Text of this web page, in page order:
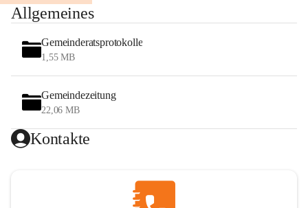
Allgemeines
Gemeinderatsprotokolle
1,55 MB
Gemeindezeitung
22,06 MB
Kontakte